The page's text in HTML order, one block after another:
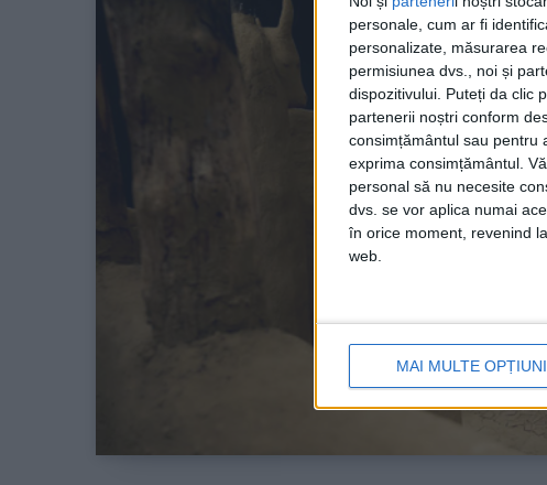
personale, cum ar fi
personalizate, măsurarea
permisiunea dvs., noi și
dispozitivului. Puteți da clic
partenerii noștri conform
consimțământul sau pentru
exprima consimțământul.
personal să nu necesite
dvs. se vor aplica numai
în orice moment, revenind
web.
MAI MULTE OPȚIUNI